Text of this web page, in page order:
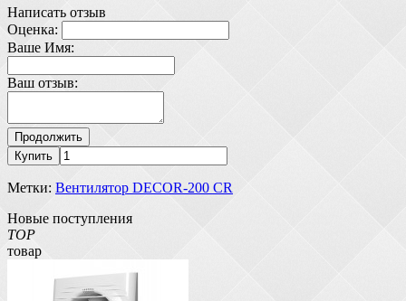
Написать отзыв
Оценка:
Ваше Имя:
Ваш отзыв:
Продолжить
Купить
Метки: Вентилятор DECOR-200 СR
Новые поступления
TOP
товар